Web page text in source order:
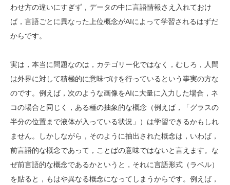
わせ方の違いにすぎず，データの中に言語情報さえ入れておけ
ば，言語ごとに異なった上位概念がAIによって学習されるはずだ
からです。
実は，本当に問題なのは，カテゴリー化ではなく，むしろ，人間
は外界に対して積極的に意味づけを行っているという事実の方な
のです。例えば，次のような画像をAIに大量に入力した場合，ネ
コの場合と同じく，ある種の抽象的な概念（例えば，「グラスの
半分の位置まで液体が入っている状況」）は学習できるかもしれ
ません。しかしながら，そのように抽出された概念は，いわば，
前言語的な概念であって，ことばの意味ではないと言えます。な
ぜ前言語的な概念であるかというと，それに言語形式（ラベル）
を貼ると，もはや異なる概念になってしまうからです。例えば，